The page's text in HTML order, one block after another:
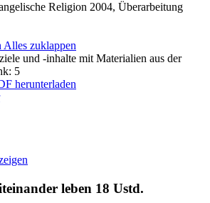
Religion 2004, Überarbeitung
Alles zuklappen
und -inhalte mit Materialien aus der
5
herunterladen
leben 18 Ustd.